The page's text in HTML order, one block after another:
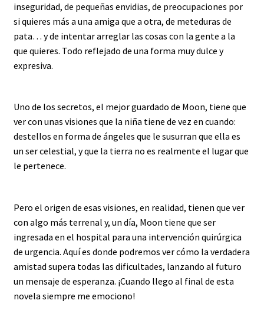
inseguridad, de pequeñas envidias, de preocupaciones por
si quieres más a una amiga que a otra, de meteduras de
pata… y de intentar arreglar las cosas con la gente a la
que quieres. Todo reflejado de una forma muy dulce y
expresiva.
Uno de los secretos, el mejor guardado de Moon, tiene que
ver con unas visiones que la niña tiene de vez en cuando:
destellos en forma de ángeles que le susurran que ella es
un ser celestial, y que la tierra no es realmente el lugar que
le pertenece.
Pero el origen de esas visiones, en realidad, tienen que ver
con algo más terrenal y, un día, Moon tiene que ser
ingresada en el hospital para una intervención quirúrgica
de urgencia. Aquí es donde podremos ver cómo la verdadera
amistad supera todas las dificultades, lanzando al futuro
un mensaje de esperanza. ¡Cuando llego al final de esta
novela siempre me emociono!